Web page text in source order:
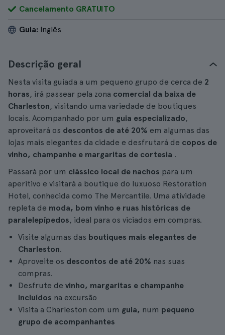
Cancelamento GRATUITO
Guia: Inglês
Descrição geral
Nesta visita guiada a um pequeno grupo de cerca de 2
horas, irá passear pela zona comercial da baixa de
Charleston, visitando uma variedade de boutiques
locais. Acompanhado por um guia especializado,
aproveitará os descontos de até 20% em algumas das
lojas mais elegantes da cidade e desfrutará de copos de
vinho, champanhe e margaritas de cortesia .
Passará por um clássico local de nachos para um
aperitivo e visitará a boutique do luxuoso Restoration
Hotel, conhecida como The Mercantile. Uma atividade
repleta de moda, bom vinho e ruas históricas de
paralelepípedos, ideal para os viciados em compras.
Visite algumas das boutiques mais elegantes de
Charleston.
Aproveite os descontos de até 20% nas suas
compras.
Desfrute de vinho, margaritas e champanhe
incluídos na excursão
Visita a Charleston com um guia, num pequeno
grupo de acompanhantes